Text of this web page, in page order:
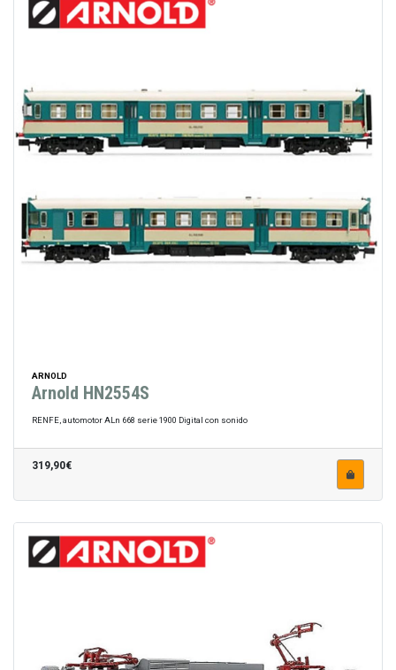
ARNOLD
Arnold HN2554S
RENFE, automotor ALn 668 serie 1900 Digital con sonido
319,90€